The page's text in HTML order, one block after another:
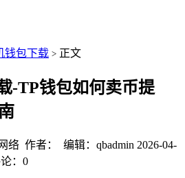
钱包下载 > 正文
-TP钱包如何卖币提
络 作者： 编辑：qbadmin 2026-04-
：0